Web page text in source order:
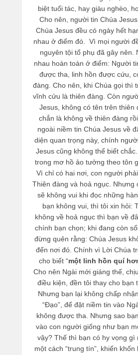
biệt tuổi tác, hay giàu nghèo,
Cho nên, người tin Chúa
Chúa Jesus đều có ngày hết
nhau ở điểm đó. Vì mọi người
nguyên tội tổ phụ đã gây nên.
nhau hoàn toàn ở điểm: Người
được tha, linh hồn được cứu,
đàng. Cho nên, khi Chúa gọi thì
vĩnh cửu là thiên đàng. Còn
Jesus, không có tên trên thiên
chắn là không về thiên đàng
ngoài niềm tin Chúa Jesus về
diện quan trọng này, chính
Jesus cũng không thể biết
trong mơ hồ ảo tưởng theo tôn
Vì chỉ có hai nơi, con người
Thiên đàng và hoả ngục. Nhưng
sẽ không vui khi đọc những
bạn không vui, thì tôi xin hỏi:
không về hoả ngục thì bạn về
chính bạn chọn; khi đang còn
đừng quên rằng: Chúa Jesus
đến nơi đó. Chính vì Lời Chúa
cho biết “một linh hồn quí
Cho nên Ngài mới giáng thế,
điều kiện, đền tôi thay cho bạn
Nhưng bạn lại không chấp
“Đạo”, để đặt niềm tin vào
không được tha. Nhưng sao
vào con người giống như bạn
vậy? Thế thì bạn có hy vọng gì
một cách “trung tín”, khiến